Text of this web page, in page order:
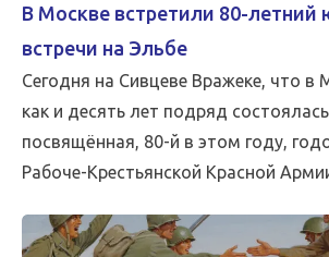
В Москве встретили 80-летний
встречи на Эльбе
Сегодня на Сивцеве Вражеке, что в
как и десять лет подряд
посвящённая, 80-й в этом году,
Рабоче-Крестьянской Красной